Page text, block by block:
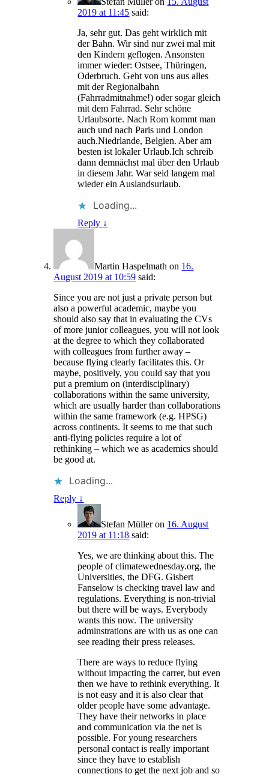
2019 at 11:45 said:
Ja, sehr gut. Das geht wirklich mit
der Bahn. Wir sind nur zwei mal mit
den Kindern geflogen. Ansonsten
immer wieder: Ostsee, Thüringen,
Oderbruch. Geht von uns aus alles
mit der Regionalbahn
(Fahrradmitnahme!) oder sogar gleich
mit dem Fahrrad. Sehr schöne
Urlaubsorte. Nach Rom kommt man
auch und nach Paris und London
auch.Niedrlande, Belgien. Aber am
besten ist lokaler Urlaub.Ich schreib
dann demnächst mal über den Urlaub
in diesem Jahr. War seid langem mal
wieder ein Auslandsurlaub.
Loading...
Reply ↓
Martin Haspelmath on 16.
August 2019 at 10:59 said:
Since you are not just a private person but
also a powerful academic, maybe you
should also say that in evaluating the CVs
of more junior colleagues, you will not look
at the degree to which they collaborated
with colleagues from further away –
because flying clearly facilitates this. Or
maybe, positively, you could say that you
put a premium on (interdisciplinary)
collaborations within the same university,
which are usually harder than collaborations
within the same framework (e.g. HPSG)
across continents. It seems to me that such
anti-flying policies require a lot of
rethinking – which we as academics should
be good at.
Loading...
Reply ↓
Stefan Mülleron 16. August
2019 at 11:18 said:
Yes, we are thinking about this. The
people of climatewednesday.org, the
Universities, the DFG. Gisbert
Fanselow is checking travel law and
regulations. Everything is non-trivial
but there will be ways. Everybody
wants this now. The university
adminstrations are with us as one can
see reading their press releases.
There are ways to reduce flying
without impacting the carrer, but even
then we have to rethink everything. It
is not easy and it is also clear that
older people have some advantage.
They have their networks in place
and communication via the net is
possible. For young researchers
personal contact is really important
since they have to establish
connections to get the next job and so